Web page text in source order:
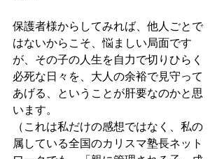
保護者様からしてみれば、他人ごとで
はないからこそ、悩ましい局面です
が、その子の人生を自力で切りひらく
必死な日々を、大人の余裕で見守って
あげる、ということが肝要なのかと思
います。
（これは私だけの感想ではなく、私の
属している全国のカリスマ塾長ネット